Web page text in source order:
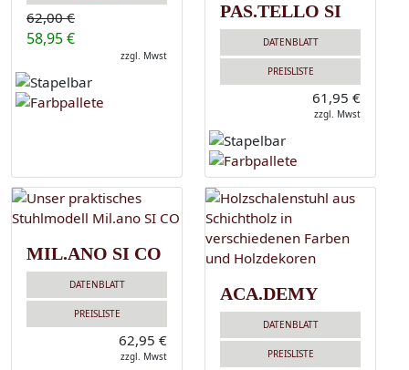
62,00 €
58,95 €
zzgl. Mwst
PAS.TELLO SI
DATENBLATT
PREISLISTE
61,95 €
zzgl. Mwst
MIL.ANO SI CO
DATENBLATT
PREISLISTE
62,95 €
zzgl. Mwst
ACA.DEMY
DATENBLATT
PREISLISTE